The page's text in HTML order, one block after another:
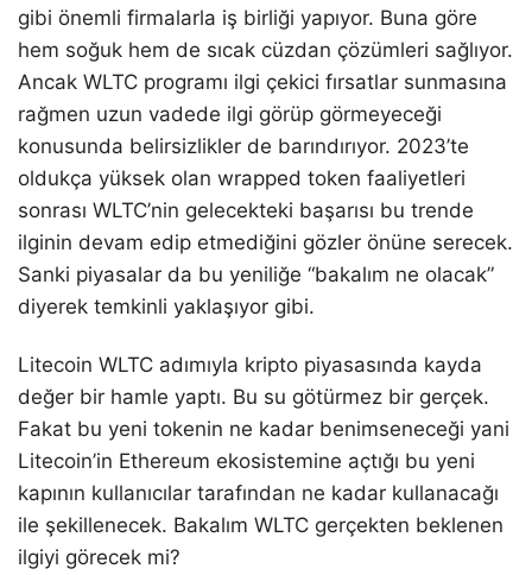
gibi önemli firmalarla iş birliği yapıyor. Buna göre
hem soğuk hem de sıcak cüzdan çözümleri sağlıyor.
Ancak WLTC programı ilgi çekici fırsatlar sunmasına
rağmen uzun vadede ilgi görüp görmeyeceği
konusunda belirsizlikler de barındırıyor. 2023’te
oldukça yüksek olan wrapped token faaliyetleri
sonrası WLTC’nin gelecekteki başarısı bu trende
ilginin devam edip etmediğini gözler önüne serecek.
Sanki piyasalar da bu yeniliğe “bakalım ne olacak”
diyerek temkinli yaklaşıyor gibi.
Litecoin WLTC adımıyla kripto piyasasında kayda
değer bir hamle yaptı. Bu su götürmez bir gerçek.
Fakat bu yeni tokenin ne kadar benimseneceği yani
Litecoin’in Ethereum ekosistemine açtığı bu yeni
kapının kullanıcılar tarafından ne kadar kullanacağı
ile şekillenecek. Bakalım WLTC gerçekten beklenen
ilgiyi görecek mi?